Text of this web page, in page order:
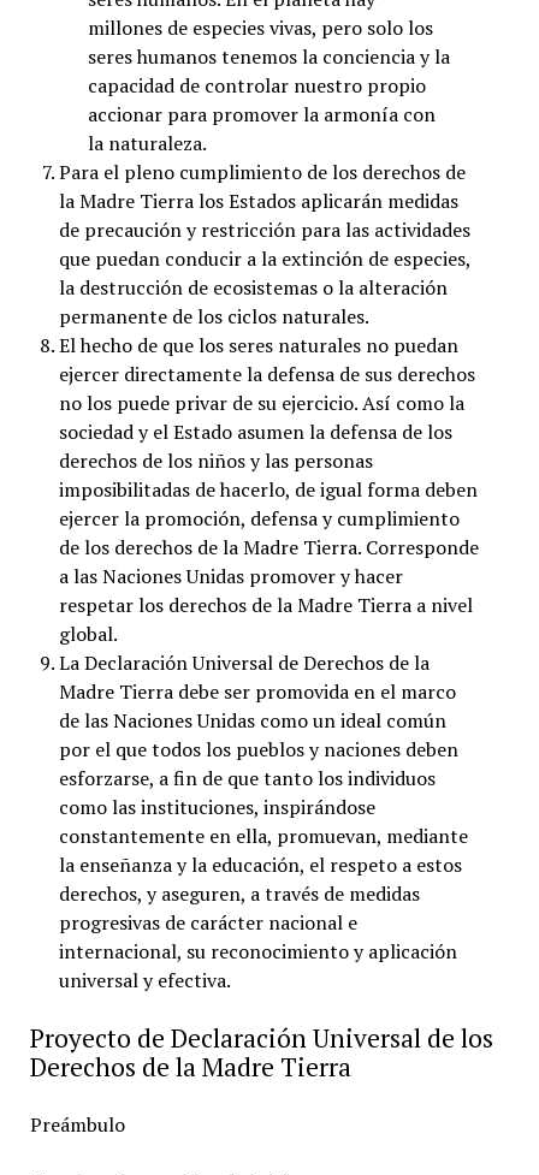
millones de especies vivas, pero solo los
seres humanos tenemos la conciencia y la
capacidad de controlar nuestro propio
accionar para promover la armonía con
la naturaleza.
Para el pleno cumplimiento de los derechos de
la Madre Tierra los Estados aplicarán medidas
de precaución y restricción para las actividades
que puedan conducir a la extinción de especies,
la destrucción de ecosistemas o la alteración
permanente de los ciclos naturales.
El hecho de que los seres naturales no puedan
ejercer directamente la defensa de sus derechos
no los puede privar de su ejercicio. Así como la
sociedad y el Estado asumen la defensa de los
derechos de los niños y las personas
imposibilitadas de hacerlo, de igual forma deben
ejercer la promoción, defensa y cumplimiento
de los derechos de la Madre Tierra. Corresponde
a las Naciones Unidas promover y hacer
respetar los derechos de la Madre Tierra a nivel
global.
La Declaración Universal de Derechos de la
Madre Tierra debe ser promovida en el marco
de las Naciones Unidas como un ideal común
por el que todos los pueblos y naciones deben
esforzarse, a fin de que tanto los individuos
como las instituciones, inspirándose
constantemente en ella, promuevan, mediante
la enseñanza y la educación, el respeto a estos
derechos, y aseguren, a través de medidas
progresivas de carácter nacional e
internacional, su reconocimiento y aplicación
universal y efectiva.
Proyecto de Declaración Universal de los
Derechos de la Madre Tierra
Preámbulo